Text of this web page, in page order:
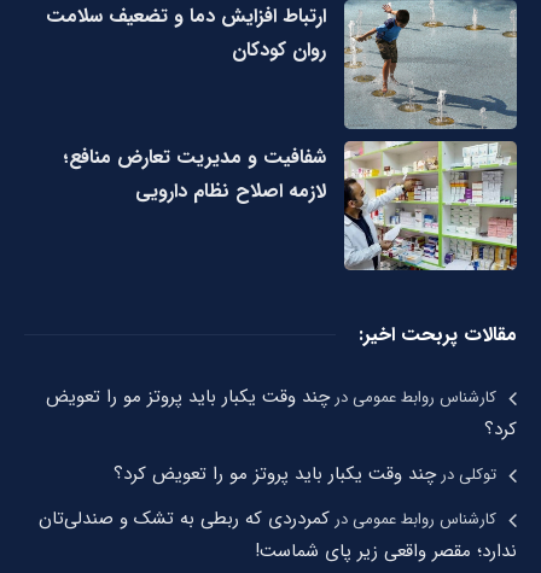
ارتباط افزایش دما و تضعیف سلامت
روان کودکان
شفافیت و مدیریت تعارض منافع؛
لازمه اصلاح نظام دارویی
مقالات پربحت اخیر:
کارشناس روابط عمومیدرچند وقت یکبار باید پروتز مو را تعویض
کرد؟
توکلیدرچند وقت یکبار باید پروتز مو را تعویض کرد؟
کارشناس روابط عمومیدر کمردردی که ربطی به تشک و صندلی‌تان
ندارد؛ مقصر واقعی زیر پای شماست!